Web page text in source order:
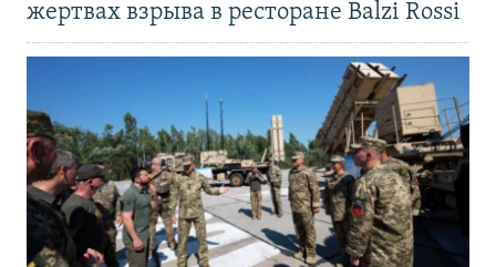
жертвах взрыва в ресторане Balzi Rossi